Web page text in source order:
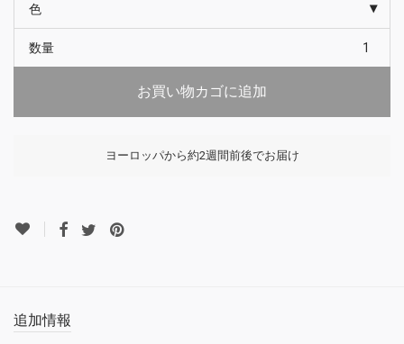
色
数量
お買い物カゴに追加
ヨーロッパから約2週間前後でお届け
追加情報